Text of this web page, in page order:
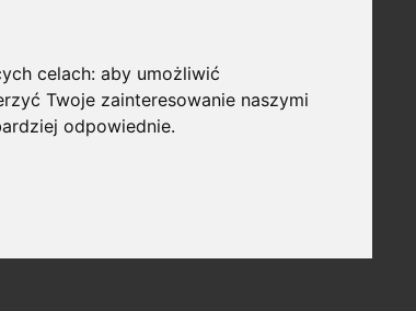
celach:aby umożliwić
Twoje zainteresowanie naszymi
odpowiednie.